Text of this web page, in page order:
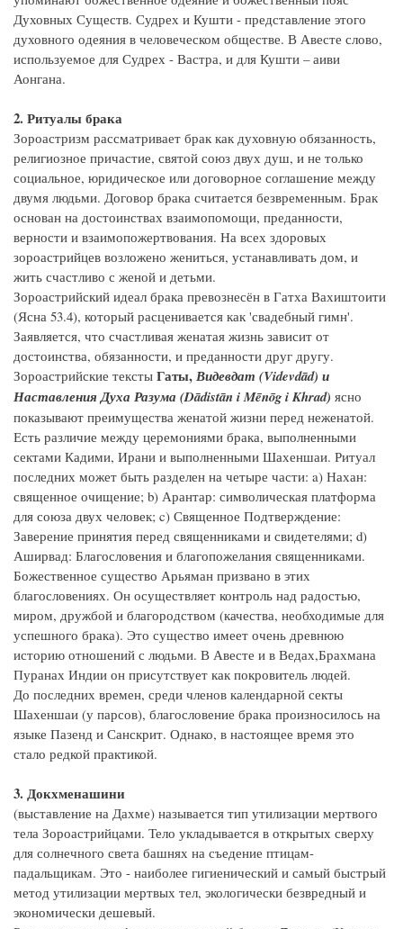
Духовных Существ. Судрех и Кушти - представление этого
духовного одеяния в человеческом обществе. В Авесте слово,
используемое для Судрех - Вастра, и для Кушти – аиви
Аонгана.
2. Ритуалы брака
Зороастризм рассматривает брак как духовную обязанность,
религиозное причастие, святой союз двух душ, и не только
социальное, юридическое или договорное соглашение между
двумя людьми. Договор брака считается безвременным. Брак
основан на достоинствах взаимопомощи, преданности,
верности и взаимопожертвования. На всех здоровых
зороастрийцев возложено жениться, устанавливать дом, и
жить счастливо с женой и детьми.
Зороастрийский идеал брака превознесён в Гатха Вахиштоити
(Ясна 53.4), который расценивается как 'свадебный гимн'.
Заявляется, что счастливая женатая жизнь зависит от
достоинства, обязанности, и преданности друг другу.
Зороастрийские тексты Гаты,Видевдат (Videvdād) и
Наставления Духа Разума (Dādistān i Mēnōg i Khrad) ясно
показывают преимущества женатой жизни перед неженатой.
Есть различие между церемониями брака, выполненными
сектами Кадими, Ирани и выполненными Шахеншаи. Ритуал
последних может быть разделен на четыре части: a) Нахан:
священное очищение; b) Арантар: символическая платформа
для союза двух человек; c) Священное Подтверждение:
Заверение принятия перед священниками и свидетелями; d)
Аширвад: Благословения и благопожелания священниками.
Божественное существо Арьяман призвано в этих
благословениях. Он осуществляет контроль над радостью,
миром, дружбой и благородством (качества, необходимые для
успешного брака). Это существо имеет очень древнюю
историю отношений с людьми. В Авесте и в Ведах,Брахмана
Пуранах Индии он присутствует как покровитель людей.
До последних времен, среди членов календарной секты
Шахеншаи (у парсов), благословение брака произносилось на
языке Пазенд и Санскрит. Однако, в настоящее время это
стало редкой практикой.
3. Докхменашини
(выставление на Дахме) называется тип утилизации мертвого
тела Зороастрийцами. Тело укладывается в открытых сверху
для солнечного света башнях на съедение птицам-
падальщикам. Это - наиболее гигиенический и самый быстрый
метод утилизации мертвых тел, экологически безвредный и
экономически дешевый.